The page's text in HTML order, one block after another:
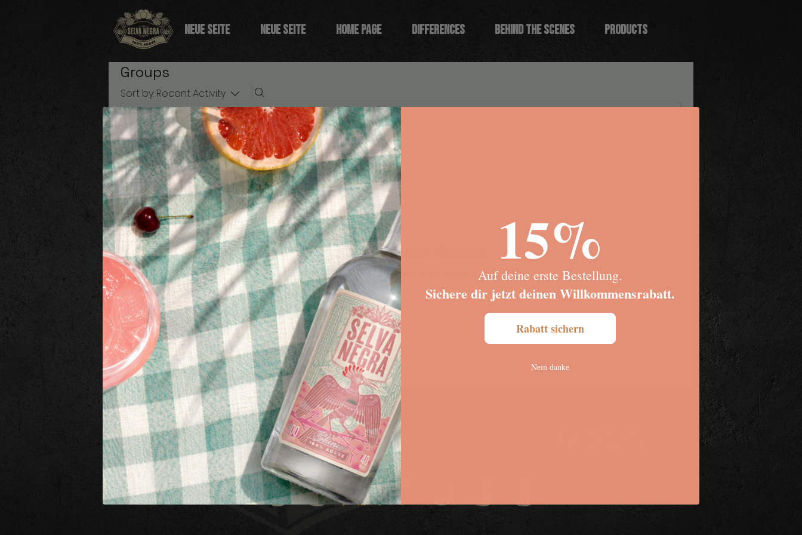
Neue Seite Neue Seite HOME PAGE DIFFERENCES BEHIND THE SCENES PRODUCTS
Groups
Sort by: Recent Activity
All My Groups Suggested Groups
No Groups at the Moment
Once a group is created, it will appear here.
CONTACT DATA PROTECTION FAQ Conditions
15%
Auf deine erste Bestellung.
Sichere dir jetzt deinen Willkommensrabatt.
Rabatt sichern
Nein danke